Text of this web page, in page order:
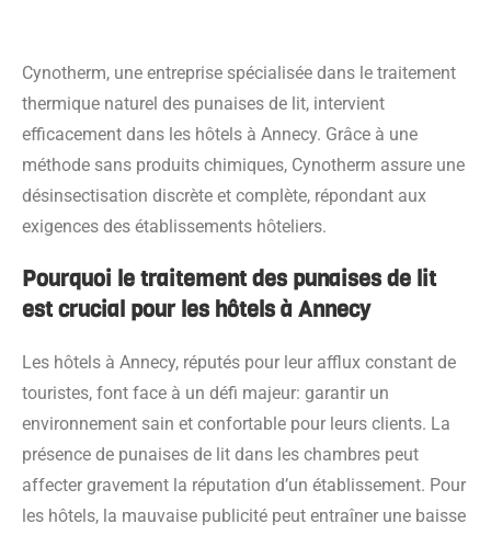
Cynotherm, une entreprise spécialisée dans le traitement
thermique naturel des punaises de lit, intervient
efficacement dans les hôtels à Annecy. Grâce à une
méthode sans produits chimiques, Cynotherm assure une
désinsectisation discrète et complète, répondant aux
exigences des établissements hôteliers.
Pourquoi le traitement des punaises de lit
est crucial pour les hôtels à Annecy
Les hôtels à Annecy, réputés pour leur afflux constant de
touristes, font face à un défi majeur: garantir un
environnement sain et confortable pour leurs clients. La
présence de punaises de lit dans les chambres peut
affecter gravement la réputation d’un établissement. Pour
les hôtels, la mauvaise publicité peut entraîner une baisse